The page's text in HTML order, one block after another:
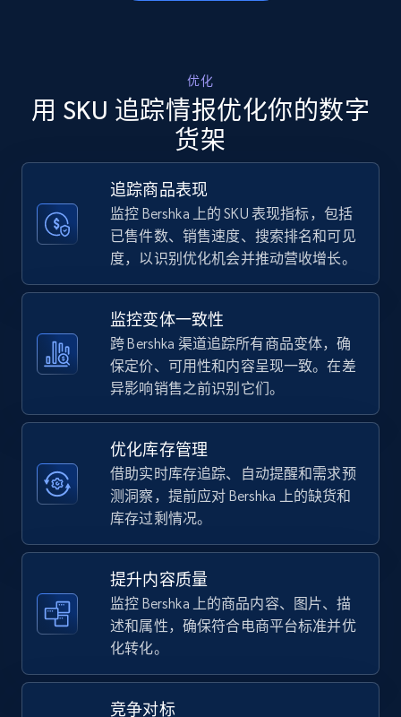
Walmart - products - Discover products by
using sku numbers
URL, Final price, Sku, Currency, Gtin,
Specifications, Image urls, Top reviews, and
more.
876+ 立即开始
URL, Title, Available, Description, Currency, Initial
price, Final price, Discount percent, and more.
TikTok Shop - category
URL, Title, Available, Description, Currency, Initial
668+
TikTok Shop - Collect TikTok shop products
优化
用 SKU 追踪情报优化你的数字
货架
追踪商品表现
监控 Bershka 上的 SKU 表现指标，包括
已售件数、销售速度、搜索排名和可见
度，以识别优化机会并推动营收增长。
监控变体一致性
跨 Bershka 渠道追踪所有商品变体，确
保定价、可用性和内容呈现一致。在差
异影响销售之前识别它们。
优化库存管理
借助实时库存追踪、自动提醒和需求预
测洞察，提前应对 Bershka 上的缺货和
库存过剩情况。
提升内容质量
监控 Bershka 上的商品内容、图片、描
述和属性，确保符合电商平台标准并优
化转化。
竞争对标